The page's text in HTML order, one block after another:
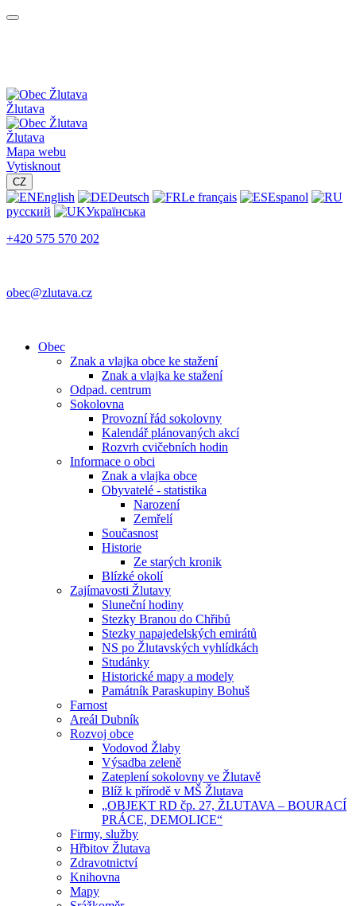
Žlutava
Žlutava
Mapa webu
Vytisknout
CZ
English Deutsch Le français
Espanol
русский
Українська
+420 575 570 202
obec@zlutava.cz
Obec
Znak a vlajka obce ke stažení
Znak a vlajka ke stažení
Odpad. centrum
Sokolovna
Provozní řád sokolovny
Kalendář plánovaných akcí
Rozvrh cvičebních hodin
Informace o obci
Znak a vlajka obce
Obyvatelé - statistika
Narození
Zemřelí
Současnost
Historie
Ze starých kronik
Blízké okolí
Zajímavosti Žlutavy
Sluneční hodiny
Stezky Branou do Chřibů
Stezky napajedelských emirátů
NS po Žlutavských vyhlídkách
Studánky
Historické mapy a modely
Památník Paraskupiny Bohuš
Farnost
Areál Dubník
Rozvoj obce
Vodovod Žlaby
Výsadba zeleně
Zateplení sokolovny ve Žlutavě
Blíž k přírodě v MŠ Žlutava
„OBJEKT RD čp. 27, ŽLUTAVA – BOURACÍ
PRÁCE, DEMOLICE“
Firmy, služby
Hřbitov Žlutava
Zdravotnictví
Knihovna
Mapy